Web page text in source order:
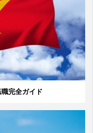
完全ガイド